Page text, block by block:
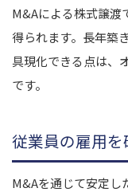
M&Aによる株式譲渡
得られます。長年築
具現化できる点は、
です。
従業員の雇用を
M&Aを通じて安定し